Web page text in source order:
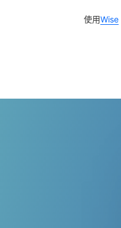
使用Wise